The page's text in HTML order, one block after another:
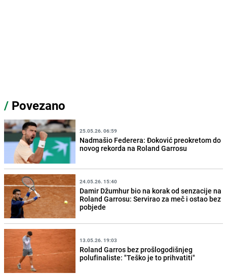
/ Povezano
25.05.26. 06:59
Nadmašio Federera: Đoković preokretom do
novog rekorda na Roland Garrosu
24.05.26. 15:40
Damir Džumhur bio na korak od senzacije na
Roland Garrosu: Servirao za meč i ostao bez
pobjede
13.05.26. 19:03
Roland Garros bez prošlogodišnjeg
polufinaliste: "Teško je to prihvatiti"